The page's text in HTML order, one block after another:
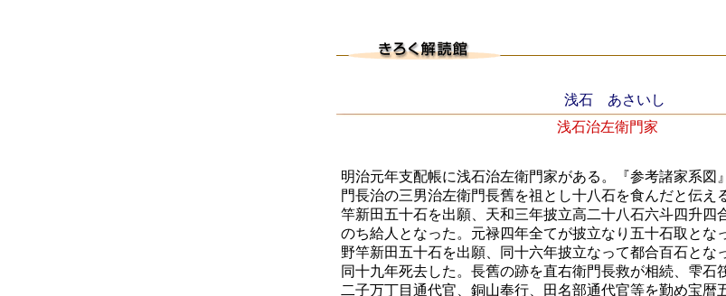
浅石 あさいし
浅石治左衛門家
明治元年支配帳に浅石治左衛門家がある。『参考諸家系図
門長治の三男治左衛門長舊を祖とし十八石を食んだと伝え
竿新田五十石を出願、天和三年披立高二十八石六斗四升四
のち給人となった。元禄四年全てが披立なり五十石取とな
野竿新田五十石を出願、同十六年披立なって都合百石とな
同十九年死去した。長舊の跡を直右衛門長救が相続、雫石
二子万丁目通代官、銅山奉行、田名部通代官等を勤め宝暦